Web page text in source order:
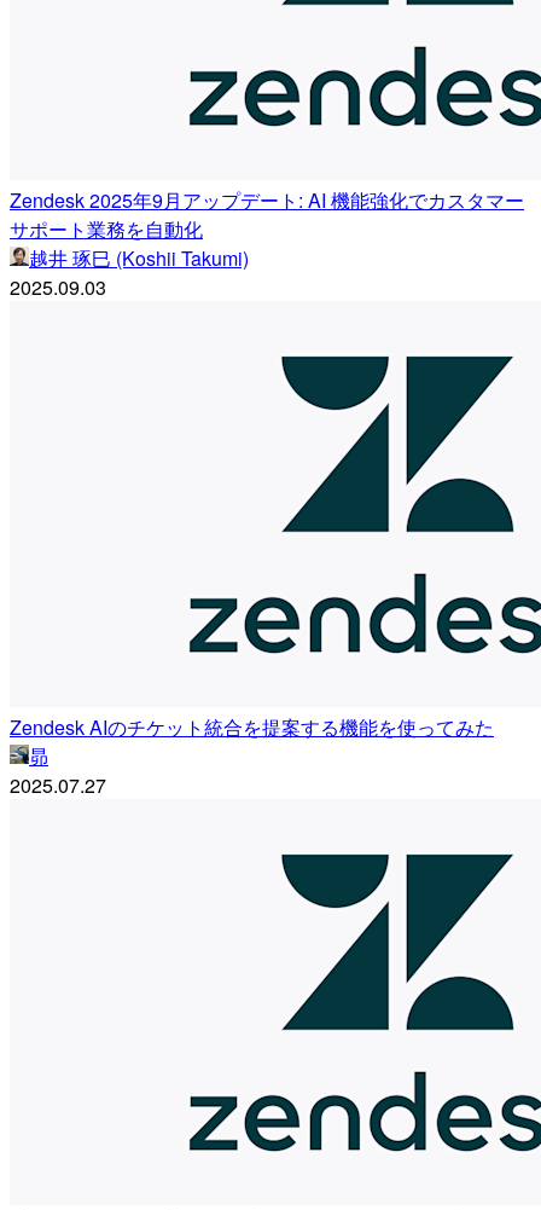
Zendesk 2025年9月アップデート: AI 機能強化でカスタマー
サポート業務を自動化
越井 琢巳 (Koshii Takumi)
2025.09.03
Zendesk AIのチケット統合を提案する機能を使ってみた
昴
2025.07.27